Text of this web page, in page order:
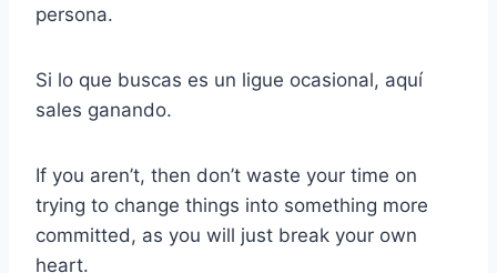
persona.
Si lo que buscas es un ligue ocasional, aquí
sales ganando.
If you aren’t, then don’t waste your time on
trying to change things into something more
committed, as you will just break your own
heart.